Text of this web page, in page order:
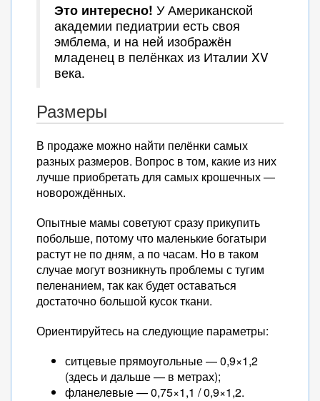
Это интересно! У Американской
академии педиатрии есть своя
эмблема, и на ней изображён
младенец в пелёнках из Италии XV
века.
Размеры
В продаже можно найти пелёнки самых
разных размеров. Вопрос в том, какие из них
лучше приобретать для самых крошечных —
новорождённых.
Опытные мамы советуют сразу прикупить
побольше, потому что маленькие богатыри
растут не по дням, а по часам. Но в таком
случае могут возникнуть проблемы с тугим
пеленанием, так как будет оставаться
достаточно большой кусок ткани.
Ориентируйтесь на следующие параметры:
ситцевые прямоугольные — 0,9×1,2
(здесь и дальше — в метрах);
фланелевые — 0,75×1,1 / 0,9×1,2.